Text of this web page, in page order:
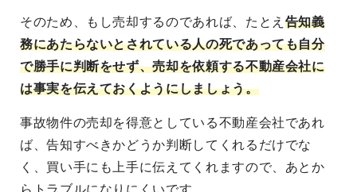
そのため、もし売却するのであれば、たとえ 告知義
務にあたらないとされている人の死であっても自分
で勝手に判断をせず、売却を依頼する不動産会社に
は事実を伝えておくようにしましょう。
事故物件の売却を得意としている不動産会社であれ
ば、告知すべきかどうか判断してくれるだけでな
く、買い手にも上手に伝えてくれますので、あとか
らトラブルになりにくいです。